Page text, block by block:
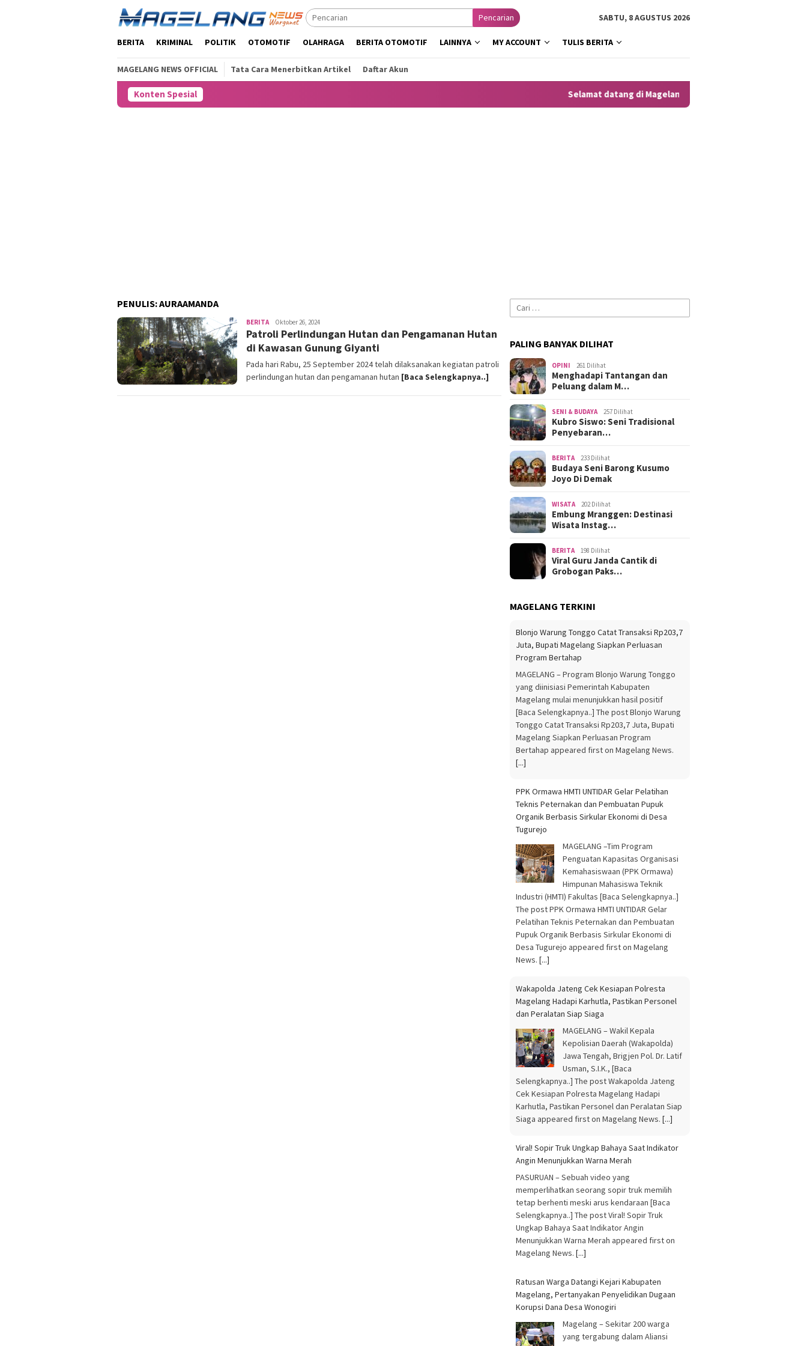
Pencarian SABTU, 8 AGUSTUS 2026
BERITA KRIMINAL POLITIK OTOMOTIF OLAHRAGA BERITA OTOMOTIF LAINNYA MY ACCOUNT TULIS BERITA
MAGELANG NEWS OFFICIAL Tata Cara Menerbitkan Artikel Daftar Akun
Konten Spesial Selamat datang di MagelangNews Warganet, untuk situs
PENULIS:AURAAMANDA
BERITAauraamanda
Oktober 26, 2024
Patroli Perlindungan Hutan dan Pengamanan Hutan
di Kawasan Gunung Giyanti
Pada hari Rabu, 25 September 2024 telah dilaksanakan kegiatan patroli
perlindungan hutan dan pengamanan hutan [Baca Selengkapnya..]
Cari
untuk:
PALING BANYAK DILIHAT
OPINI 261 Dilihat
Menghadapi Tantangan dan
Peluang dalam M…
SENI & BUDAYA 257 Dilihat
Kubro Siswo: Seni Tradisional
Penyebaran…
BERITA 233 Dilihat
Budaya Seni Barong Kusumo
Joyo Di Demak
WISATA 202 Dilihat
Embung Mranggen: Destinasi
Wisata Instag…
BERITA 198 Dilihat
Viral Guru Janda Cantik di
Grobogan Paks…
MAGELANG TERKINI
Blonjo Warung Tonggo Catat Transaksi Rp203,7
Juta, Bupati Magelang Siapkan Perluasan
Program Bertahap
MAGELANG – Program Blonjo Warung Tonggo
yang diinisiasi Pemerintah Kabupaten
Magelang mulai menunjukkan hasil positif
[Baca Selengkapnya..] The post Blonjo Warung
Tonggo Catat Transaksi Rp203,7 Juta, Bupati
Magelang Siapkan Perluasan Program
Bertahap appeared first on Magelang News.
[...]
PPK Ormawa HMTI UNTIDAR Gelar Pelatihan
Teknis Peternakan dan Pembuatan Pupuk
Organik Berbasis Sirkular Ekonomi di Desa
Tugurejo
MAGELANG –Tim Program
Penguatan Kapasitas Organisasi
Kemahasiswaan (PPK Ormawa)
Himpunan Mahasiswa Teknik
Industri (HMTI) Fakultas [Baca Selengkapnya..]
The post PPK Ormawa HMTI UNTIDAR Gelar
Pelatihan Teknis Peternakan dan Pembuatan
Pupuk Organik Berbasis Sirkular Ekonomi di
Desa Tugurejo appeared first on Magelang
News.[...]
Wakapolda Jateng Cek Kesiapan Polresta
Magelang Hadapi Karhutla, Pastikan Personel
dan Peralatan Siap Siaga
MAGELANG – Wakil Kepala
Kepolisian Daerah (Wakapolda)
Jawa Tengah, Brigjen Pol. Dr. Latif
Usman, S.I.K., [Baca
Selengkapnya..] The post Wakapolda Jateng
Cek Kesiapan Polresta Magelang Hadapi
Karhutla, Pastikan Personel dan Peralatan Siap
Siaga appeared first on Magelang News.[...]
Viral! Sopir Truk Ungkap Bahaya Saat Indikator
Angin Menunjukkan Warna Merah
PASURUAN – Sebuah video yang
memperlihatkan seorang sopir truk memilih
tetap berhenti meski arus kendaraan [Baca
Selengkapnya..] The post Viral! Sopir Truk
Ungkap Bahaya Saat Indikator Angin
Menunjukkan Warna Merah appeared first on
Magelang News.[...]
Ratusan Warga Datangi Kejari Kabupaten
Magelang, Pertanyakan Penyelidikan Dugaan
Korupsi Dana Desa Wonogiri
Magelang – Sekitar 200 warga
yang tergabung dalam Aliansi